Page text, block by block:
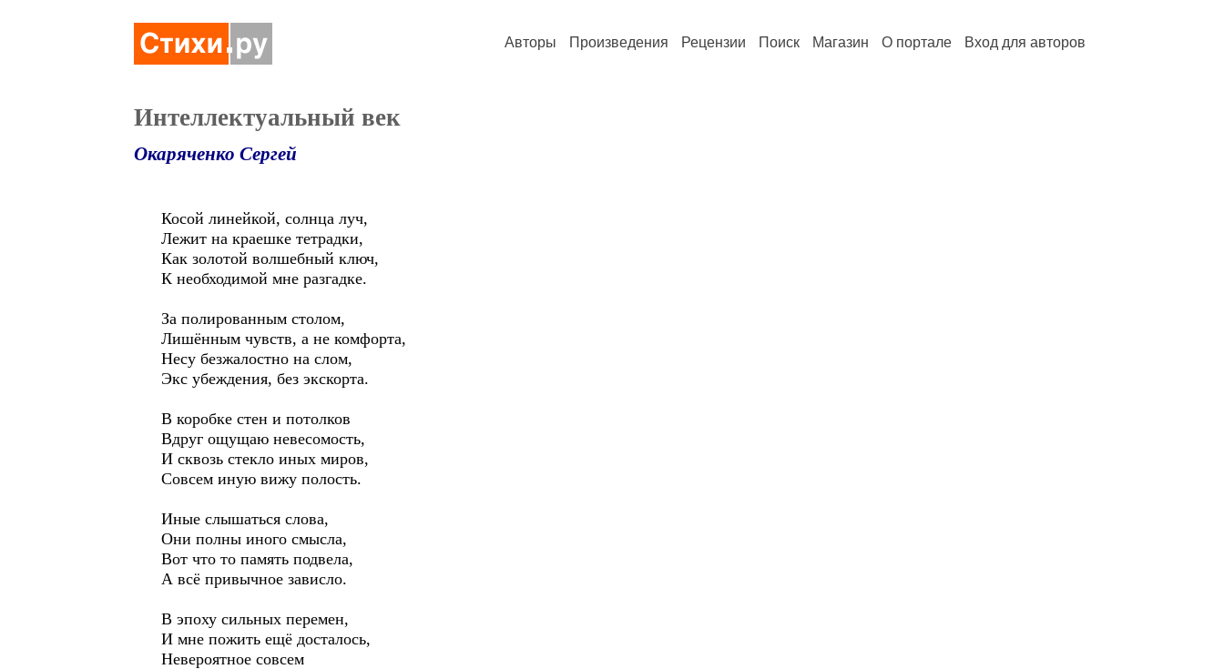
Авторы Произведения Рецензии Поиск Магазин О портале Вход для авторов
Интеллектуальный век
Окаряченко Сергей
Косой линейкой, солнца луч,
Лежит на краешке тетрадки,
Как золотой волшебный ключ,
К необходимой мне разгадке.
За полированным столом,
Лишённым чувств, а не комфорта,
Несу безжалостно на слом,
Экс убеждения, без экскорта.
В коробке стен и потолков
Вдруг ощущаю невесомость,
И сквозь стекло иных миров,
Совсем иную вижу полость.
Иные слышаться слова,
Они полны иного смысла,
Вот что то память подвела,
А всё привычное зависло.
В эпоху сильных перемен,
И мне пожить ещё досталось,
Невероятное совсем